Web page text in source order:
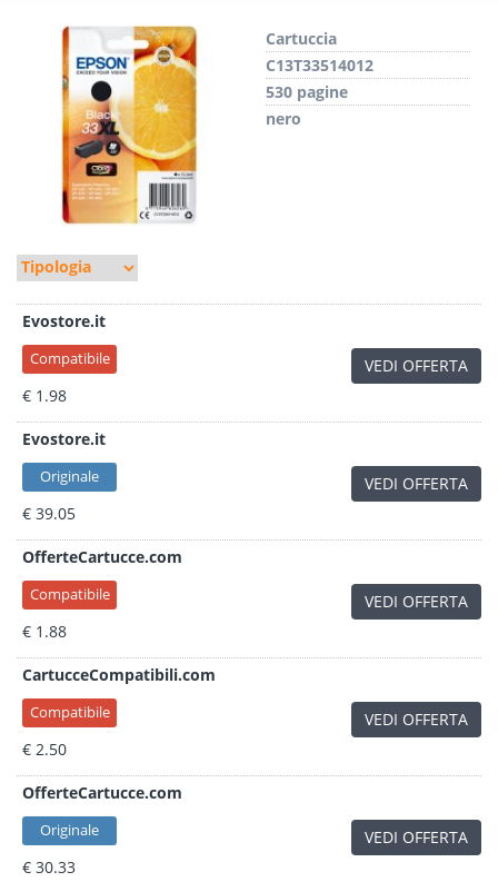
Cartuccia
C13T33514012
530 pagine
nero
Evostore.it
Compatibile
€ 1.98
VEDI OFFERTA
Evostore.it
Originale
€ 39.05
VEDI OFFERTA
OfferteCartucce.com
Compatibile
€ 1.88
VEDI OFFERTA
CartucceCompatibili.com
Compatibile
€ 2.50
VEDI OFFERTA
OfferteCartucce.com
Originale
€ 30.33
VEDI OFFERTA